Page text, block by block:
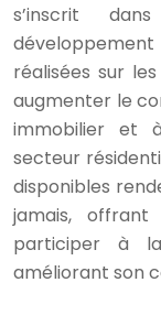
s’inscrit
réalisées sur
augmenter le
immobilier et
secteur
disponibles
jamais,
participer à
améliorant son